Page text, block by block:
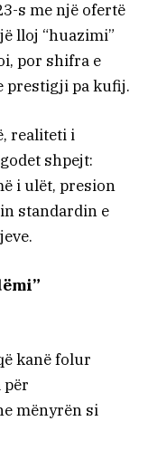
s me një ofertë
lloj “huazimi”
por shifra e
prestigji pa kufij.
realiteti i
shpejt:
i ulët, presion
standardin e
kanë folur
për
mënyrën si